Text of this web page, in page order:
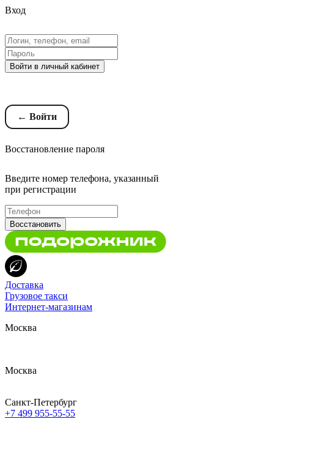
Вход
Войти в личный кабинет
← Войти
Восстановление пароля
Введите номер телефона, указанный
при регистрации
Восстановить
Доставка
Грузовое такси
Интернет-магазинам
Москва
Москва
Санкт-Петербург
+7 499 955-55-55